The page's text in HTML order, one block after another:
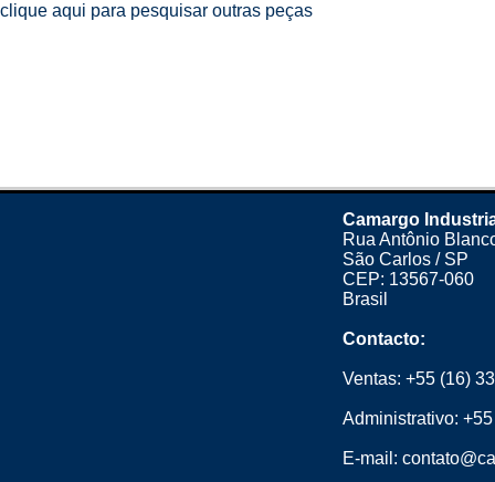
clique aqui para pesquisar outras peças
Camargo
Rua Antônio
São Carlos / SP
CEP: 13567-060
Brasil
Contacto:
Ventas: +55 (16)
Administrativo:
E-mail: